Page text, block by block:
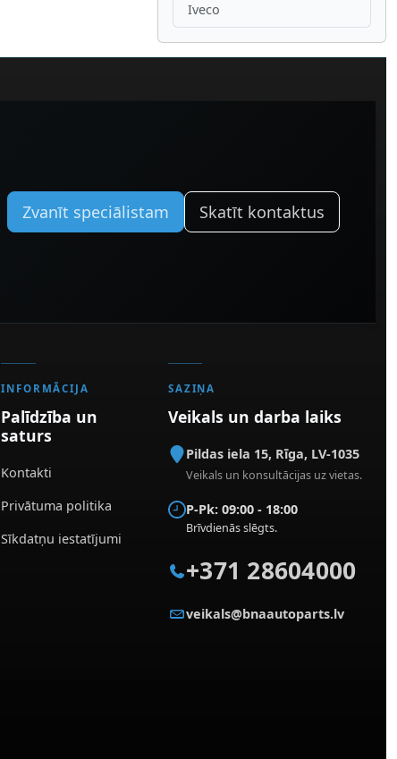
Iveco
Zvanīt speciālistam Skatīt kontaktus
INFORMĀCIJA
Palīdzība un
saturs
Kontakti
Privātuma politika
Sīkdatņu iestatījumi
SAZIŅA
Veikals un darba laiks
Pildas iela 15, Rīga, LV-1035
Veikals un konsultācijas uz vietas.
P-Pk: 09:00 - 18:00
Brīvdienās slēgts.
+371 28604000
veikals@bnaautoparts.lv